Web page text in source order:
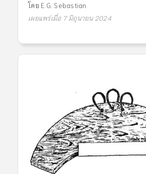
โดย E.G. Sebastian
เผยแพร่เมื่อ 7 มิถุนายน 2024